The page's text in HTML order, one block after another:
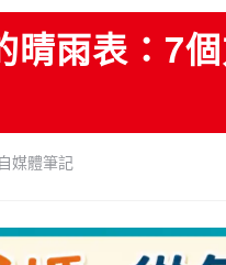
晴雨表：7
自媒體筆記